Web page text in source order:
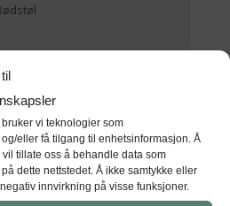
vi teknologier som
eller få tilgang til enhetsinformasjon. Å
tillate oss å behandle data som
dette nettstedet. Å ikke samtykke eller
innvirkning på visse funksjoner.
webpage
- Juni 11 (Sundag) 00:00